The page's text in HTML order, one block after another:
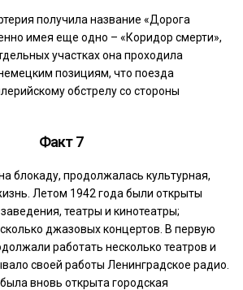
получила название «Дорога
имея еще одно – «Коридор смерти»,
участках она проходила
позициям, что поезда
обстрелу со стороны
Факт 7
блокаду, продолжалась культурная,
Летом 1942 года были открыты
театры и кинотеатры;
джазовых концертов. В первую
работать несколько театров и
своей работы Ленинградское радио.
вновь открыта городская